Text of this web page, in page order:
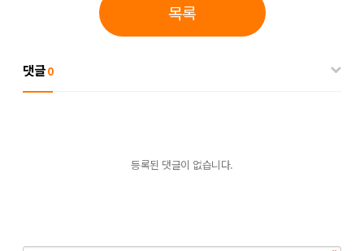
목록
댓글0
등록된 댓글이 없습니다.